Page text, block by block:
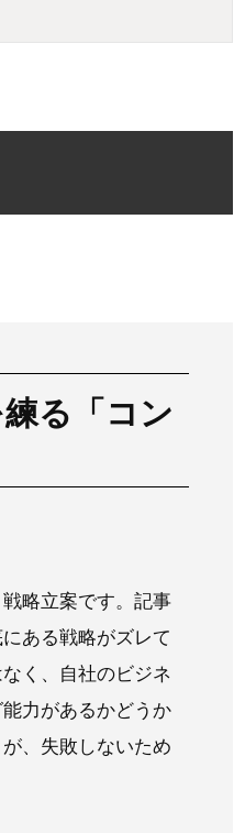
る「コン
略立案です。記事
ある戦略がズレて
く、自社のビジネ
力があるかどうか
、失敗しないため